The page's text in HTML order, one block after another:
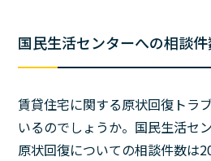
国民生活センターへの相談
賃貸住宅に関する原状回復トラ
いるのでしょうか。国民生活セ
原状回復についての相談件数は